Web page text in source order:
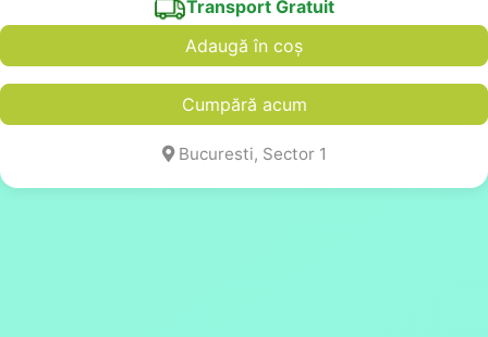
Transport Gratuit
Adaugă în coș
Cumpără acum
Bucuresti, Sector 1